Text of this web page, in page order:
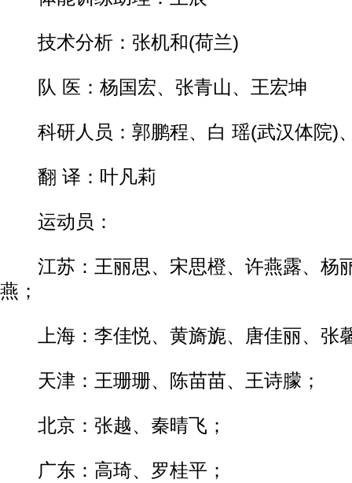
技术分析：张机和(荷兰)
队 医：杨国宏、张青山、王宏坤
科研人员：郭鹏程、白 瑶(武汉体院)
翻 译：叶凡莉
运动员：
江苏：王丽思、宋思橙、许燕露、杨
燕；
上海：李佳悦、黄旖旎、唐佳丽、张
天津：王珊珊、陈苗苗、王诗朦；
北京：张越、秦晴飞；
广东：高琦、罗桂平；